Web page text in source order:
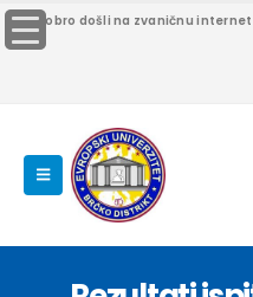
Dobro došli na zvaničnu